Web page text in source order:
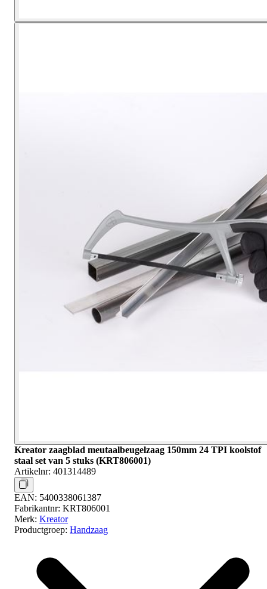
Kreator zaagblad meutaalbeugelzaag 150mm 24 TPI koolstof
staal set van 5 stuks (KRT806001)
Artikelnr: 401314489
EAN: 5400338061387
Fabrikantnr: KRT806001
Merk: Kreator
Productgroep: Handzaag